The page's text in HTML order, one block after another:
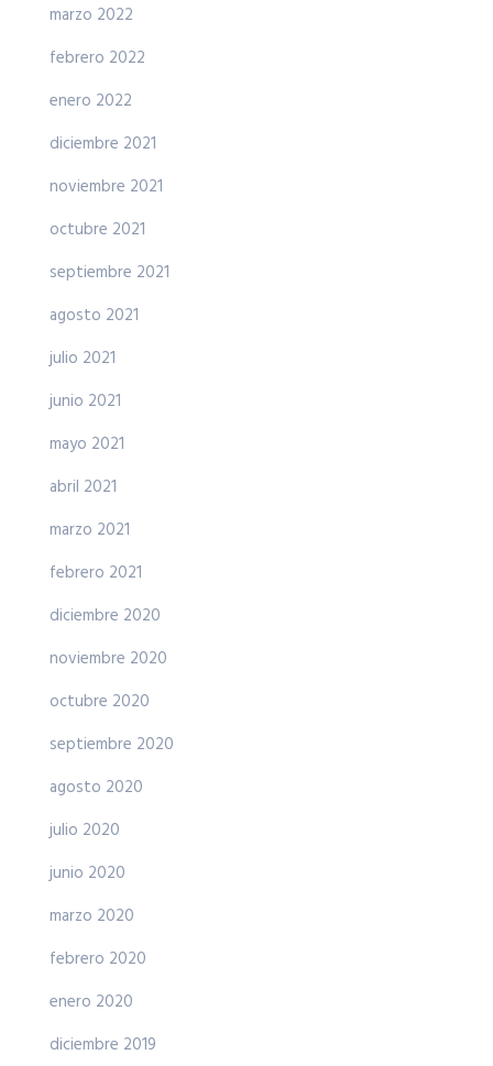
marzo 2022
febrero 2022
enero 2022
diciembre 2021
noviembre 2021
octubre 2021
septiembre 2021
agosto 2021
julio 2021
junio 2021
mayo 2021
abril 2021
marzo 2021
febrero 2021
diciembre 2020
noviembre 2020
octubre 2020
septiembre 2020
agosto 2020
julio 2020
junio 2020
marzo 2020
febrero 2020
enero 2020
diciembre 2019